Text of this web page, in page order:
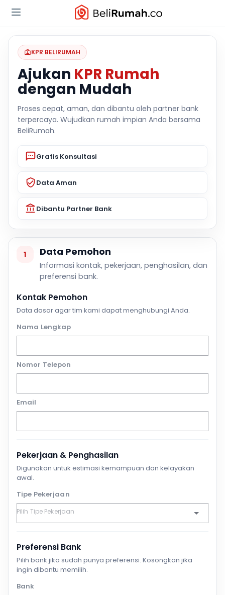
KPR BELIRUMAH
Ajukan KPR Rumah
dengan Mudah
Proses cepat, aman, dan dibantu oleh partner bank
terpercaya. Wujudkan rumah impian Anda bersama
BeliRumah.
Gratis Konsultasi
Data Aman
Dibantu Partner Bank
1 Data Pemohon
Informasi kontak, pekerjaan, penghasilan, dan
preferensi bank.
Kontak Pemohon
Data dasar agar tim kami dapat menghubungi Anda.
Nama Lengkap
Nomor Telepon
Email
Pekerjaan & Penghasilan
Digunakan untuk estimasi kemampuan dan kelayakan
awal.
Tipe Pekerjaan
Preferensi Bank
Pilih bank jika sudah punya preferensi. Kosongkan jika
ingin dibantu memilih.
Bank